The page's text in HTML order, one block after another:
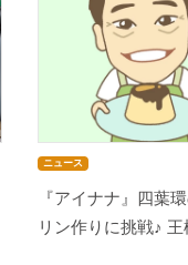
ニュース
『アイナナ』四葉
リン作りに挑戦♪